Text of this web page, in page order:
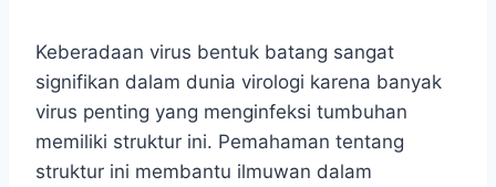
Keberadaan virus bentuk batang sangat
signifikan dalam dunia virologi karena banyak
virus penting yang menginfeksi tumbuhan
memiliki struktur ini. Pemahaman tentang
struktur ini membantu ilmuwan dalam